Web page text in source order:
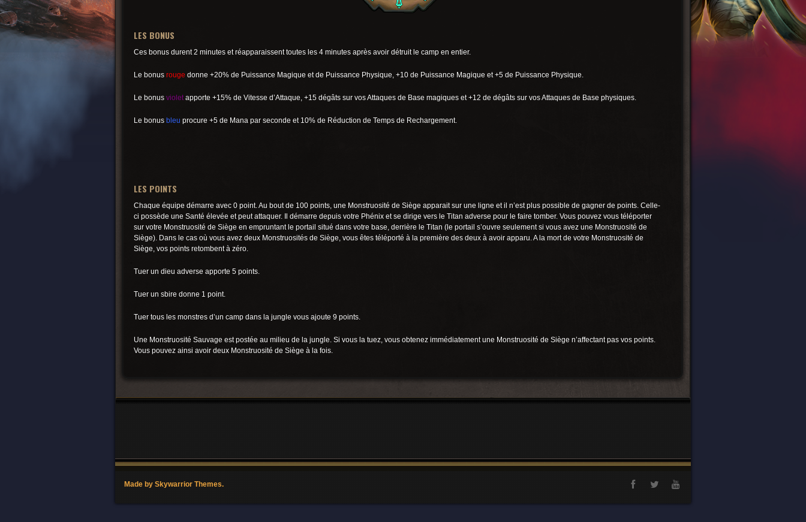
LES BONUS
Ces bonus durent 2 minutes et réapparaissent toutes les 4 minutes après avoir détruit le camp en entier.
Le bonus rouge donne +20% de Puissance Magique et de Puissance Physique, +10 de Puissance Magique et +5 de Puissance Physique.
Le bonus violet apporte +15% de Vitesse d’Attaque, +15 dégâts sur vos Attaques de Base magiques et +12 de dégâts sur vos Attaques de Base physiques.
Le bonus bleu procure +5 de Mana par seconde et 10% de Réduction de Temps de Rechargement.
LES POINTS
Chaque équipe démarre avec 0 point. Au bout de 100 points, une Monstruosité de Siège apparait sur une ligne et il n’est plus possible de gagner de points. Celle-
ci possède une Santé élevée et peut attaquer. Il démarre depuis votre Phénix et se dirige vers le Titan adverse pour le faire tomber. Vous pouvez vous téléporter
sur votre Monstruosité de Siège en empruntant le portail situé dans votre base, derrière le Titan (le portail s’ouvre seulement si vous avez une Monstruosité de
Siège). Dans le cas où vous avez deux Monstruosités de Siège, vous êtes téléporté à la première des deux à avoir apparu. A la mort de votre Monstruosité de
Siège, vos points retombent à zéro.
Tuer un dieu adverse apporte 5 points.
Tuer un sbire donne 1 point.
Tuer tous les monstres d’un camp dans la jungle vous ajoute 9 points.
Une Monstruosité Sauvage est postée au milieu de la jungle. Si vous la tuez, vous obtenez immédiatement une Monstruosité de Siège n’affectant pas vos points.
Vous pouvez ainsi avoir deux Monstruosité de Siège à la fois.
Made by Skywarrior Themes.